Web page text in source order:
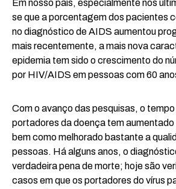
Em nosso país, especialmente nos
se que a porcentagem dos pacientes
no diagnóstico de AIDS aumentou
mais recentemente, a mais nova
epidemia tem sido o crescimento do
por HIV/AIDS em pessoas com 60
Com o avanço das pesquisas, o
portadores da doença tem
bem como melhorado bastante a
pessoas. Há alguns anos, o
verdadeira pena de morte; hoje são
casos em que os portadores do vírus